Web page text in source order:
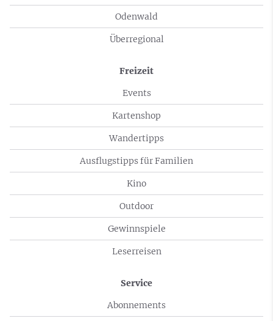
Odenwald
Überregional
Freizeit
Events
Kartenshop
Wandertipps
Ausflugstipps für Familien
Kino
Outdoor
Gewinnspiele
Leserreisen
Service
Abonnements